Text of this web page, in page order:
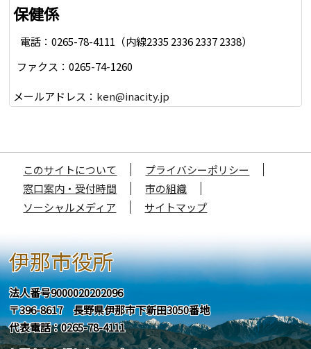
保健係
電話：0265-78-4111（内線2335 2336 2337 2338）
ファクス：0265-74-1260
メールアドレス： ken@inacity.jp
このサイトについて
プライバシーポリシー
窓口案内・受付時間
市の組織
ソーシャルメディア
サイトマップ
伊那市役所
法人番号9000020202096
〒396-8617 長野県伊那市下新田3050番地
代表電話：0265-78-4111